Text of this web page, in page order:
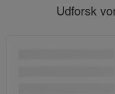
Udforsk